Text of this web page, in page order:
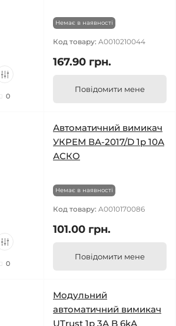
0
Немає в наявності
Код товару: A0010210044
167.90 грн.
Повідомити мене
0
Автоматичний вимикач
УКРЕМ ВА-2017/D 1р 10А
АСКО
Немає в наявності
Код товару: A0010170086
101.00 грн.
Повідомити мене
Модульний
автоматичний вимикач
UTrust 1р 3А B 6kА